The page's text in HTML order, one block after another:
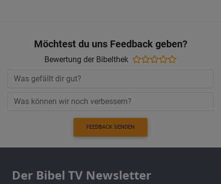
Möchtest du uns Feedback geben?
Bewertung der Bibelthek
FEEDBACK SENDEN
Der Bibel TV Newsletter